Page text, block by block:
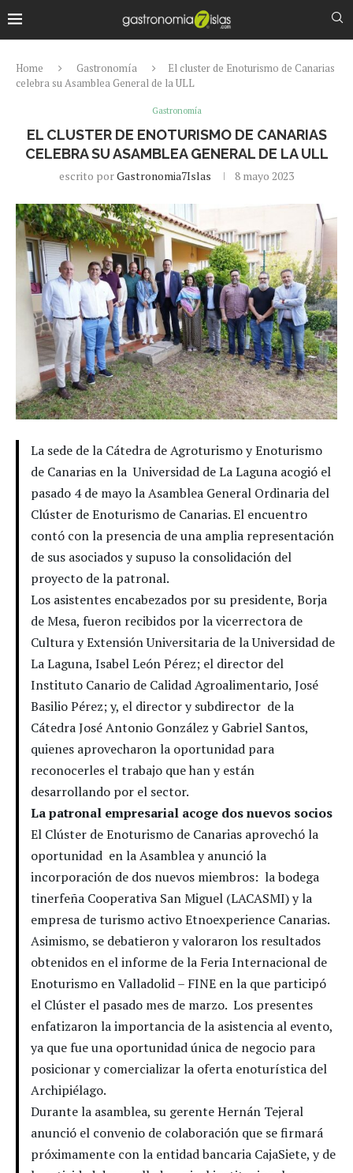
Home Gastronomía
El cluster de Enoturismo de Canarias
celebra su Asamblea General de la ULL
Gastronomía
EL CLUSTER DE ENOTURISMO DE CANARIAS
CELEBRA SU ASAMBLEA GENERAL DE LA ULL
escrito porGastronomia7Islas 8 mayo 2023
La sede de la Cátedra de Agroturismo y Enoturismo
de Canarias en la Universidad de La Laguna acogió el
pasado 4 de mayo la Asamblea General Ordinaria del
Clúster de Enoturismo de Canarias. El encuentro
contó con la presencia de una amplia representación
de sus asociados y supuso la consolidación del
proyecto de la patronal.
Los asistentes encabezados por su presidente, Borja
de Mesa, fueron recibidos por la vicerrectora de
Cultura y Extensión Universitaria de la Universidad de
La Laguna, Isabel León Pérez; el director del
Instituto Canario de Calidad Agroalimentario, José
Basilio Pérez; y, el director y subdirector de la
Cátedra José Antonio González y Gabriel Santos,
quienes aprovecharon la oportunidad para
reconocerles el trabajo que han y están
desarrollando por el sector.
La patronal empresarial acoge dos nuevos socios
El Clúster de Enoturismo de Canarias aprovechó la
oportunidad en la Asamblea y anunció la
incorporación de dos nuevos miembros: la bodega
tinerfeña Cooperativa San Miguel (LACASMI) y la
empresa de turismo activo Etnoexperience Canarias.
Asimismo, se debatieron y valoraron los resultados
obtenidos en el informe de la Feria Internacional de
Enoturismo en Valladolid – FINE en la que participó
el Clúster el pasado mes de marzo. Los presentes
enfatizaron la importancia de la asistencia al evento,
ya que fue una oportunidad única de negocio para
posicionar y comercializar la oferta enoturística del
Archipiélago.
Durante la asamblea, su gerente Hernán Tejeral
anunció el convenio de colaboración que se firmará
próximamente con la entidad bancaria CajaSiete, y de